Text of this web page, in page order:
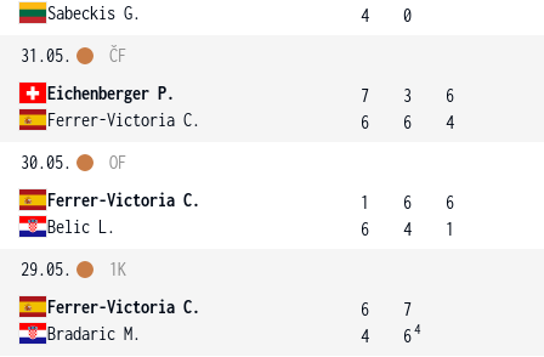
Sabeckis G.
4
0
31.05.
Eichenberger P.
Ferrer-Victoria C.
ČF
7
6
3
6
6
4
30.05.
Ferrer-Victoria C.
Belic L.
OF
1
6
6
4
6
1
29.05.
Ferrer-Victoria C.
Bradaric M.
1K
6
4
7
64